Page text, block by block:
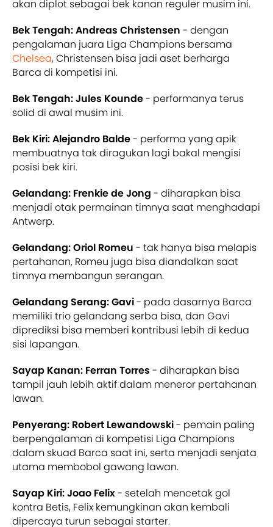
akan diplot sebagai bek kanan reguler musim ini.
Bek Tengah: Andreas Christensen - dengan
pengalaman juara Liga Champions bersama
Chelsea, Christensen bisa jadi aset berharga
Barca di kompetisi ini.
Bek Tengah: Jules Kounde- performanya terus
solid di awal musim ini.
Bek Kiri: Alejandro Balde- performa yang apik
membuatnya tak diragukan lagi bakal mengisi
posisi bek kiri.
Gelandang: Frenkie de Jong - diharapkan bisa
menjadi otak permainan timnya saat menghadapi
Antwerp.
Gelandang: Oriol Romeu - tak hanya bisa melapis
pertahanan, Romeu juga bisa diandalkan saat
timnya membangun serangan.
Gelandang Serang: Gavi- pada dasarnya Barca
memiliki trio gelandang serba bisa, dan Gavi
diprediksi bisa memberi kontribusi lebih di kedua
sisi lapangan.
Sayap Kanan: Ferran Torres - diharapkan bisa
tampil jauh lebih aktif dalam meneror pertahanan
lawan.
Penyerang: Robert Lewandowski- pemain paling
berpengalaman di kompetisi Liga Champions
dalam skuad Barca saat ini, serta menjadi senjata
utama membobol gawang lawan.
Sayap Kiri: Joao Felix- setelah mencetak gol
kontra Betis, Felix kemungkinan akan kembali
dipercaya turun sebagai starter.